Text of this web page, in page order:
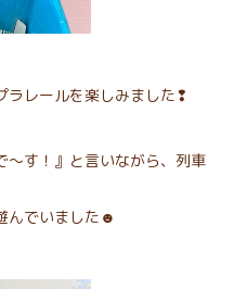
ラレールを楽しみました❢
～す！』と言いながら、列車
んでいました☻